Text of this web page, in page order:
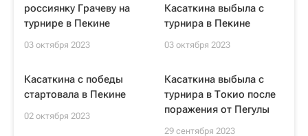
россиянку Грачеву на
турнире в Пекине
03 октября 2023
Касаткина выбыла с
турнира в Пекине
03 октября 2023
Касаткина с победы
стартовала в Пекине
02 октября 2023
Касаткина выбыла с
турнира в Токио после
поражения от Пегулы
29 сентября 2023